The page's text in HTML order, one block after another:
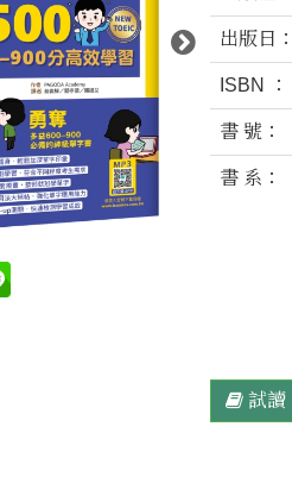
出版日：
ISBN ：
書 號：
書 系：
試讀